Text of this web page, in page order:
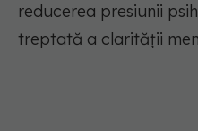
reducerea presiunii
treptată a clarității